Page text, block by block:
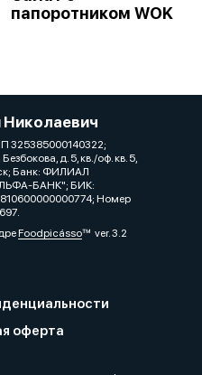
папоротником WOK
325385000140322;
д. 5, кв./оф. кв. 5,
Банк: ФИЛИАЛ
БАНК"; БИК:
Номер
Foodpicássover. 3.2
оферта